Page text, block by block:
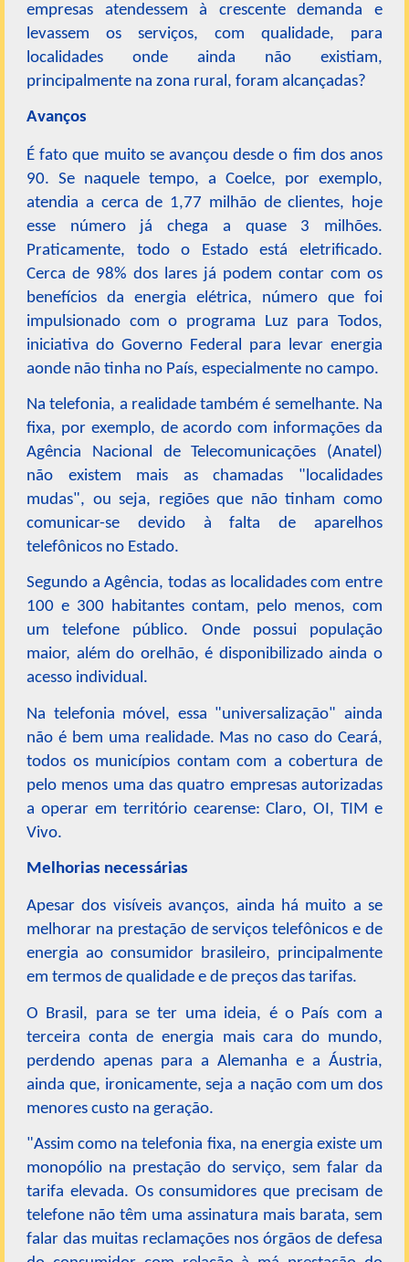
empresas atendessem à crescente demanda e
levassem os serviços, com qualidade, para
localidades onde ainda não existiam,
principalmente na zona rural, foram alcançadas?
Avanços
É fato que muito se avançou desde o fim dos anos
90. Se naquele tempo, a Coelce, por exemplo,
atendia a cerca de 1,77 milhão de clientes, hoje
esse número já chega a quase 3 milhões.
Praticamente, todo o Estado está eletrificado.
Cerca de 98% dos lares já podem contar com os
benefícios da energia elétrica, número que foi
impulsionado com o programa Luz para Todos,
iniciativa do Governo Federal para levar energia
aonde não tinha no País, especialmente no campo.
Na telefonia, a realidade também é semelhante. Na
fixa, por exemplo, de acordo com informações da
Agência Nacional de Telecomunicações (Anatel)
não existem mais as chamadas "localidades
mudas", ou seja, regiões que não tinham como
comunicar-se devido à falta de aparelhos
telefônicos no Estado.
Segundo a Agência, todas as localidades com entre
100 e 300 habitantes contam, pelo menos, com
um telefone público. Onde possui população
maior, além do orelhão, é disponibilizado ainda o
acesso individual.
Na telefonia móvel, essa "universalização" ainda
não é bem uma realidade. Mas no caso do Ceará,
todos os municípios contam com a cobertura de
pelo menos uma das quatro empresas autorizadas
a operar em território cearense: Claro, OI, TIM e
Vivo.
Melhorias necessárias
Apesar dos visíveis avanços, ainda há muito a se
melhorar na prestação de serviços telefônicos e de
energia ao consumidor brasileiro, principalmente
em termos de qualidade e de preços das tarifas.
O Brasil, para se ter uma ideia, é o País com a
terceira conta de energia mais cara do mundo,
perdendo apenas para a Alemanha e a Áustria,
ainda que, ironicamente, seja a nação com um dos
menores custo na geração.
"Assim como na telefonia fixa, na energia existe um
monopólio na prestação do serviço, sem falar da
tarifa elevada. Os consumidores que precisam de
telefone não têm uma assinatura mais barata, sem
falar das muitas reclamações nos órgãos de defesa